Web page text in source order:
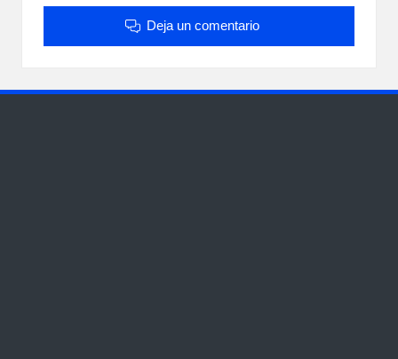
Deja un comentario